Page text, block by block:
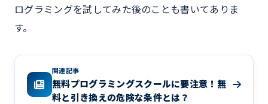
ログラミングを試してみた後のことも書いてありま
す。
関連記事
無料プログラミングスクールに要注意！無
料と引き換えの危険な条件とは？